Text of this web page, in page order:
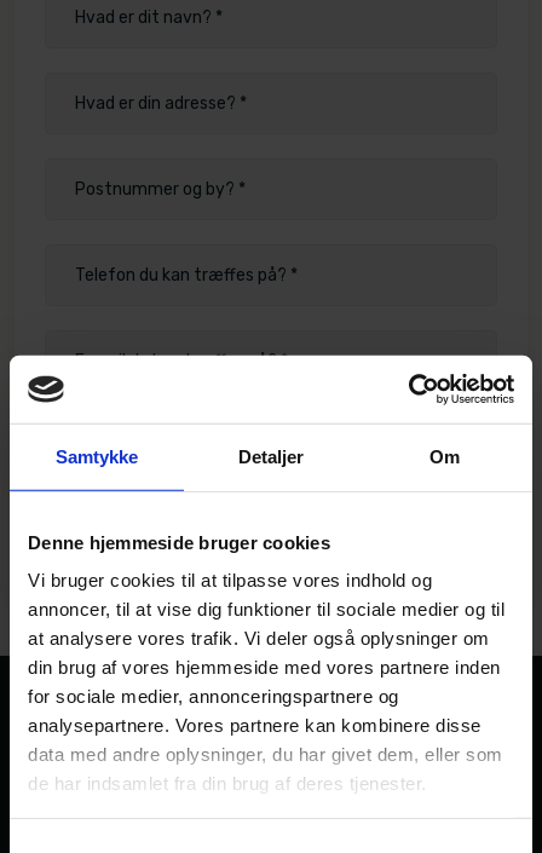
Samtykke Detaljer Om
Denne hjemmeside bruger cookies
Vi bruger cookies til at tilpasse vores indhold og
annoncer, til at vise dig funktioner til sociale medier og til
at analysere vores trafik. Vi deler også oplysninger om
din brug af vores hjemmeside med vores partnere inden
for sociale medier, annonceringspartnere og
analysepartnere. Vores partnere kan kombinere disse
data med andre oplysninger, du har givet dem, eller som
de har indsamlet fra din brug af deres tjenester.
Brug for et tilbud og en god pris?
Har du et eller flere emner, du gerne vil have